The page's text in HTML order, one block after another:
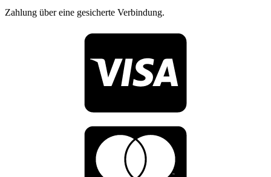
Zahlung über eine gesicherte Verbindung.